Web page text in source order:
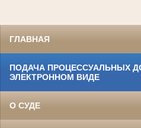
ГЛАВНАЯ
ПОДАЧА ПРОЦЕССУАЛЬНЫХ
ЭЛЕКТРОННОМ ВИДЕ
О СУДЕ